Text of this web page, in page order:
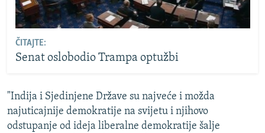
ČITAJTE:
Senat oslobodio Trampa optužbi
"Indija i Sjedinjene Države su najveće i možda
najuticajnije demokratije na svijetu i njihovo
odstupanje od ideja liberalne demokratije šalje